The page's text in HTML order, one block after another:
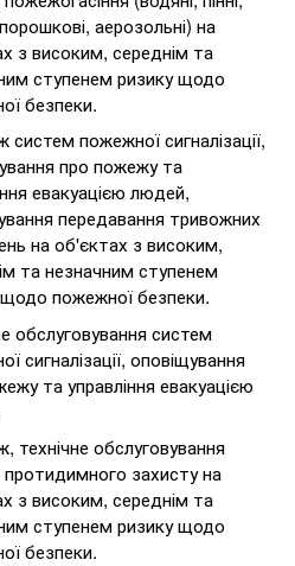
аерозольні) на
з високим, середнім та
ступенем ризику щодо
безпеки.
пожежної сигналізації,
про пожежу та
евакуацією людей,
передавання тривожних
на об'єктах з високим,
та незначним ступенем
пожежної безпеки.
обслуговування систем
сигналізації, оповіщування
та управління евакуацією
технічне обслуговування
захисту на
з високим, середнім та
ступенем ризику щодо
безпеки.